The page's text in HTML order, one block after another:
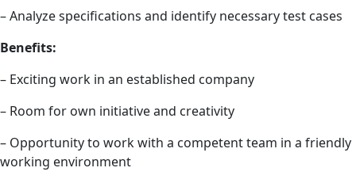
– Analyze specifications and identify necessary test cases
Benefits:
– Exciting work in an established company
– Room for own initiative and creativity
– Opportunity to work with a competent team in a friendly
working environment